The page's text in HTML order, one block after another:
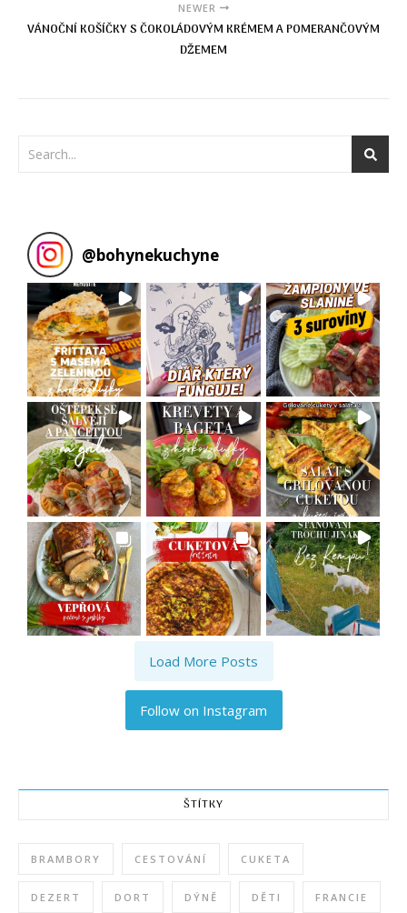
NEWER
VÁNOČNÍ KOŠÍČKY S ČOKOLÁDOVÝM KRÉMEM A POMERANČOVÝM
DŽEMEM
@bohynekuchyne
Load More Posts
Follow on Instagram
ŠTÍTKY
BRAMBORY CESTOVÁNÍ CUKETA
DEZERT DORT DÝNĚ DĚTI FRANCIE